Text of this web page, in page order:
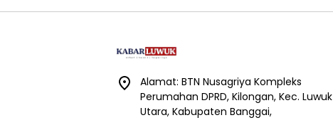
Alamat: BTN Nusagriya Kompleks
Perumahan DPRD, Kilongan, Kec. Luwuk
Utara, Kabupaten Banggai,